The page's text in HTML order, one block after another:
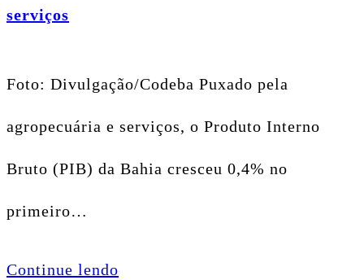
serviços
Foto: Divulgação/Codeba Puxado pela
agropecuária e serviços, o Produto Interno
Bruto (PIB) da Bahia cresceu 0,4% no
primeiro…
Continue lendo